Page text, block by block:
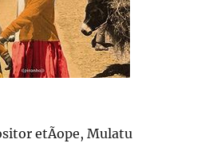
etÃ­ope, Mulatu